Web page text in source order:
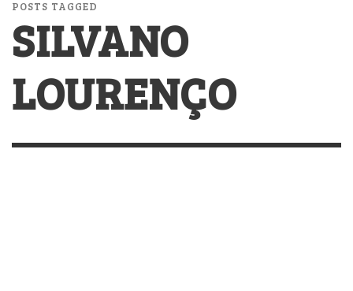
POSTS TAGGED
SILVANO
LOURENÇO